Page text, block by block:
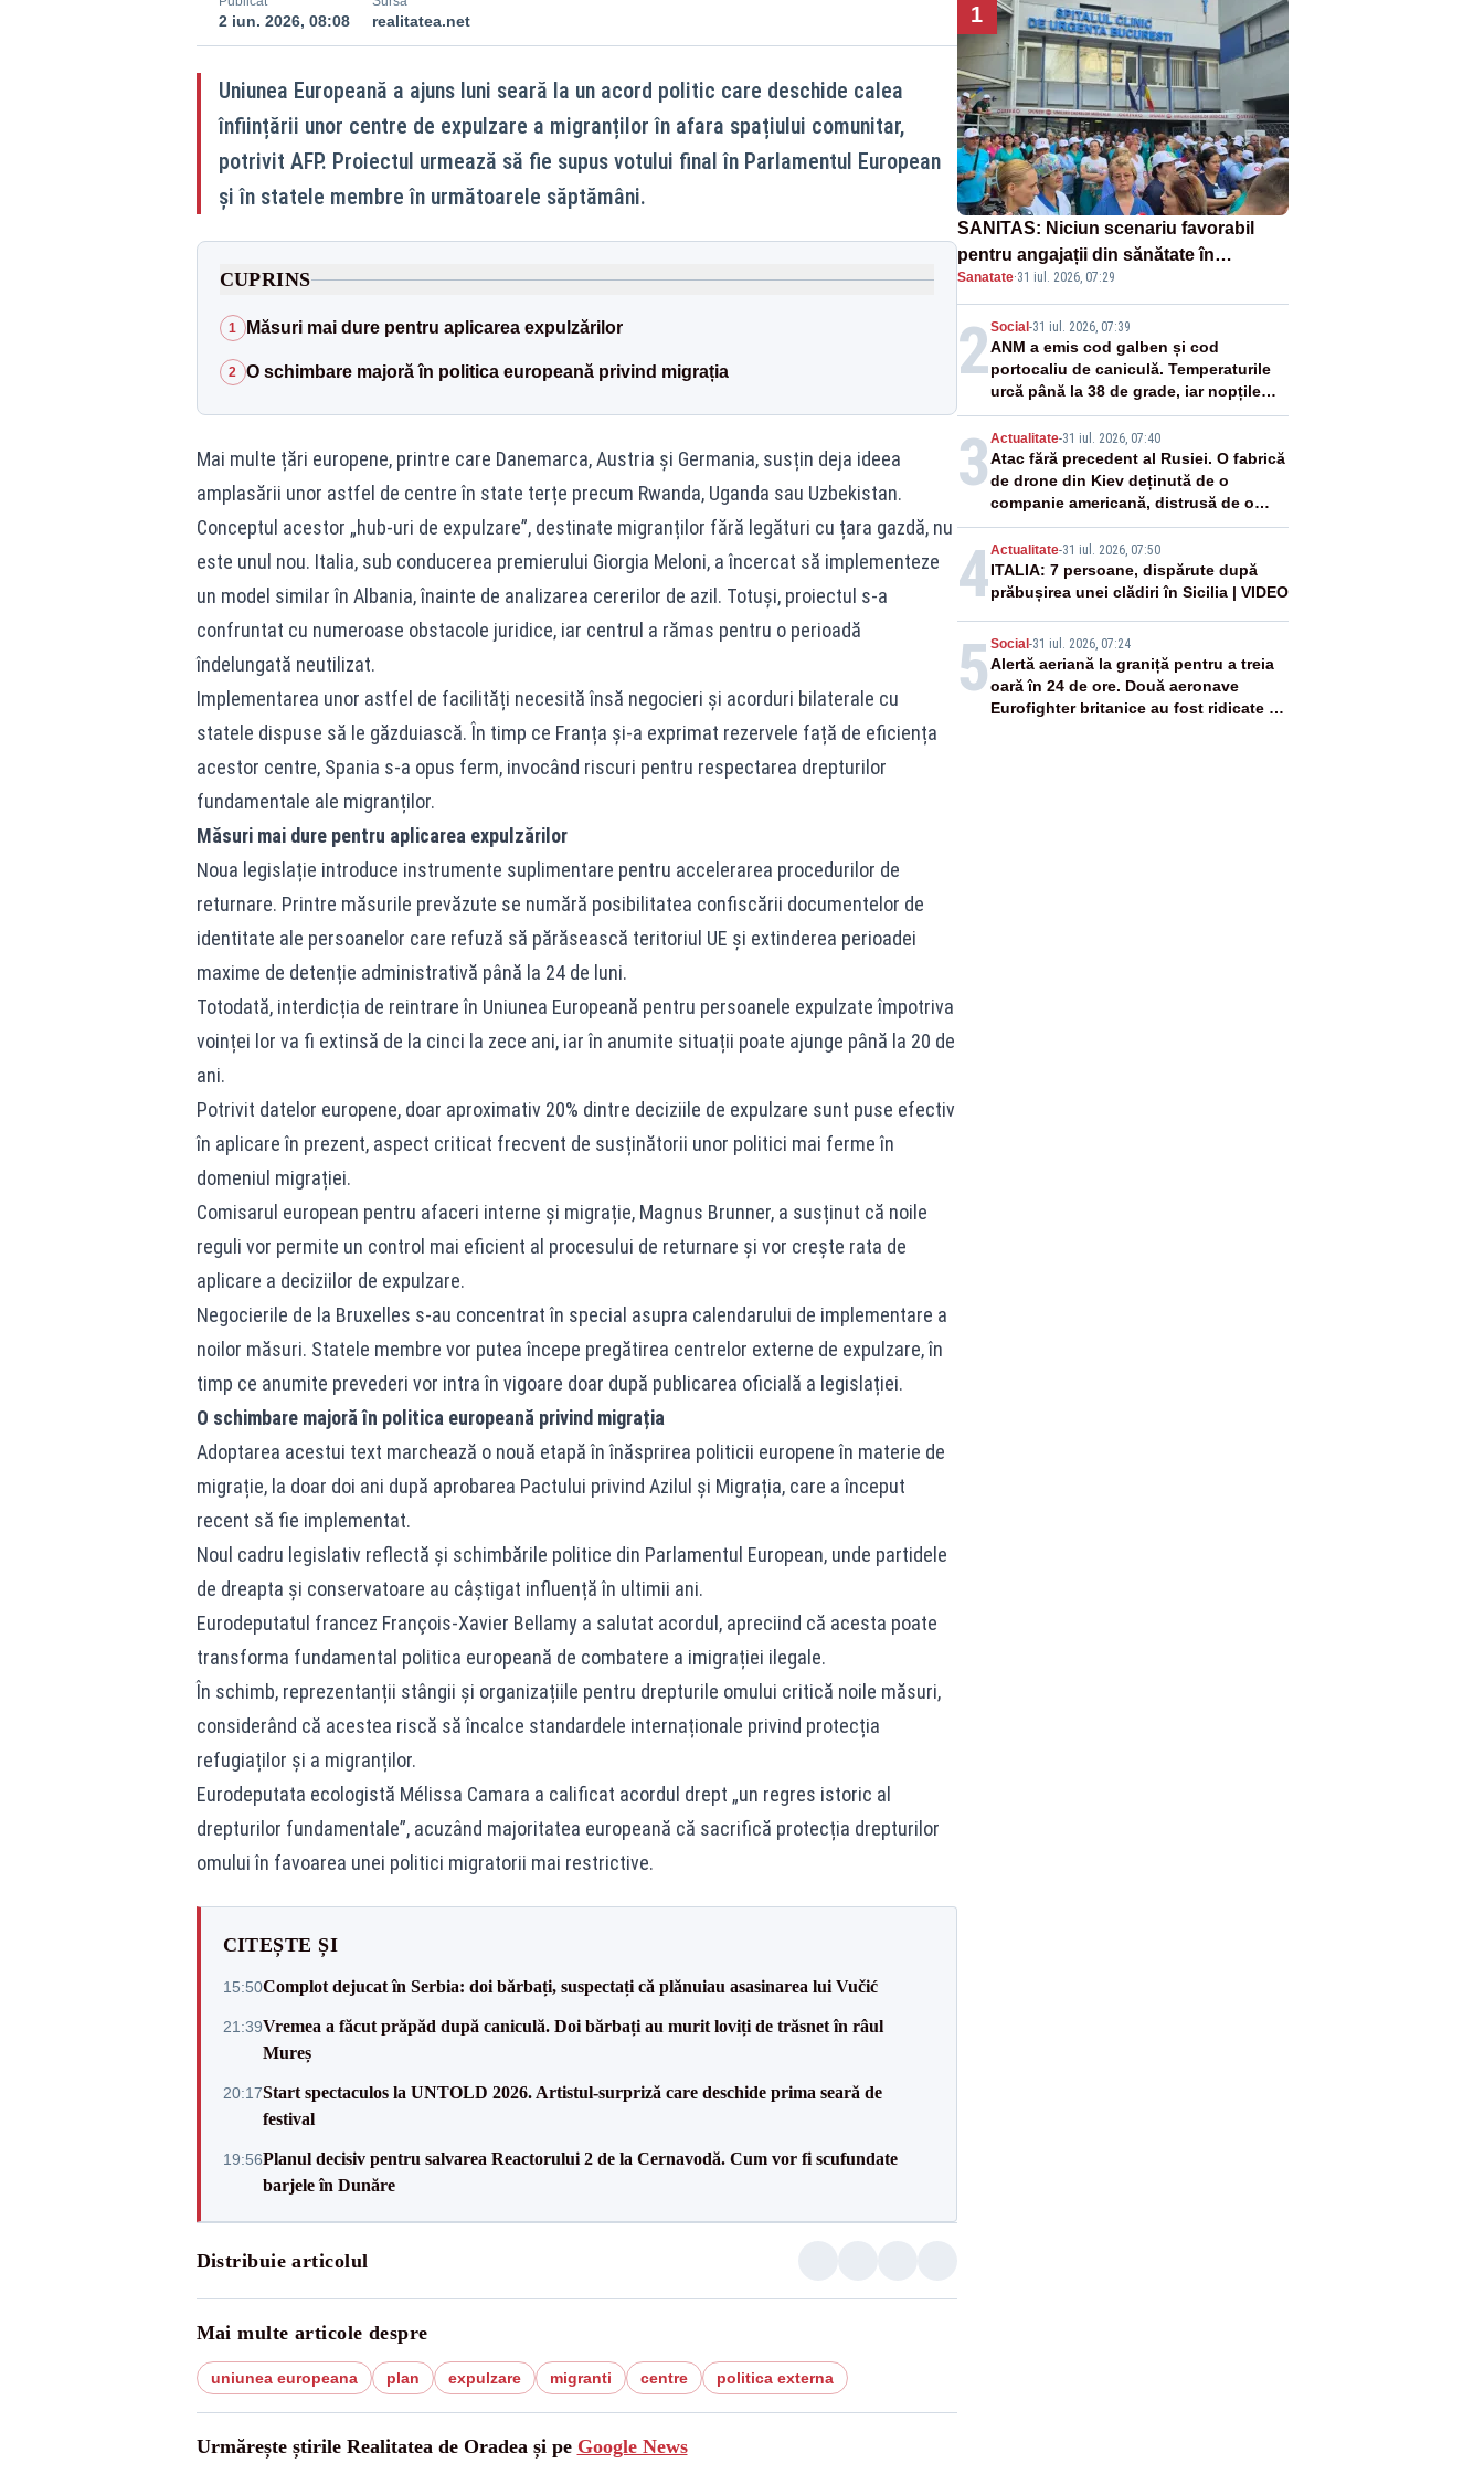
2 iun. 2026, 08:08 realitatea.net
Uniunea Europeană a ajuns luni seară la un acord politic care deschide calea
înființării unor centre de expulzare a migranților în afara spațiului comunitar,
potrivit AFP. Proiectul urmează să fie supus votului final în Parlamentul European
și în statele membre în următoarele săptămâni.
CUPRINS
1 Măsuri mai dure pentru aplicarea expulzărilor
2 O schimbare majoră în politica europeană privind migrația
Mai multe țări europene, printre care Danemarca, Austria și Germania, susțin deja ideea
amplasării unor astfel de centre în state terțe precum Rwanda, Uganda sau Uzbekistan.
Conceptul acestor „hub-uri de expulzare”, destinate migranților fără legături cu țara gazdă, nu
este unul nou. Italia, sub conducerea premierului Giorgia Meloni, a încercat să implementeze
un model similar în Albania, înainte de analizarea cererilor de azil. Totuși, proiectul s-a
confruntat cu numeroase obstacole juridice, iar centrul a rămas pentru o perioadă
îndelungată neutilizat.
Implementarea unor astfel de facilități necesită însă negocieri și acorduri bilaterale cu
statele dispuse să le găzduiască. În timp ce Franța și-a exprimat rezervele față de eficiența
acestor centre, Spania s-a opus ferm, invocând riscuri pentru respectarea drepturilor
fundamentale ale migranților.
Măsuri mai dure pentru aplicarea expulzărilor
Noua legislație introduce instrumente suplimentare pentru accelerarea procedurilor de
returnare. Printre măsurile prevăzute se numără posibilitatea confiscării documentelor de
identitate ale persoanelor care refuză să părăsească teritoriul UE și extinderea perioadei
maxime de detenție administrativă până la 24 de luni.
Totodată, interdicția de reintrare în Uniunea Europeană pentru persoanele expulzate împotriva
voinței lor va fi extinsă de la cinci la zece ani, iar în anumite situații poate ajunge până la 20 de
ani.
Potrivit datelor europene, doar aproximativ 20% dintre deciziile de expulzare sunt puse efectiv
în aplicare în prezent, aspect criticat frecvent de susținătorii unor politici mai ferme în
domeniul migrației.
Comisarul european pentru afaceri interne și migrație, Magnus Brunner, a susținut că noile
reguli vor permite un control mai eficient al procesului de returnare și vor crește rata de
aplicare a deciziilor de expulzare.
Negocierile de la Bruxelles s-au concentrat în special asupra calendarului de implementare a
noilor măsuri. Statele membre vor putea începe pregătirea centrelor externe de expulzare, în
timp ce anumite prevederi vor intra în vigoare doar după publicarea oficială a legislației.
O schimbare majoră în politica europeană privind migrația
Adoptarea acestui text marchează o nouă etapă în înăsprirea politicii europene în materie de
migrație, la doar doi ani după aprobarea Pactului privind Azilul și Migrația, care a început
recent să fie implementat.
Noul cadru legislativ reflectă și schimbările politice din Parlamentul European, unde partidele
de dreapta și conservatoare au câștigat influență în ultimii ani.
Eurodeputatul francez François-Xavier Bellamy a salutat acordul, apreciind că acesta poate
transforma fundamental politica europeană de combatere a imigrației ilegale.
În schimb, reprezentanții stângii și organizațiile pentru drepturile omului critică noile măsuri,
considerând că acestea riscă să încalce standardele internaționale privind protecția
refugiaților și a migranților.
Eurodeputata ecologistă Mélissa Camara a calificat acordul drept „un regres istoric al
drepturilor fundamentale”, acuzând majoritatea europeană că sacrifică protecția drepturilor
omului în favoarea unei politici migratorii mai restrictive.
CITEȘTE ȘI
15:50Complot dejucat în Serbia: doi bărbați, suspectați că plănuiau asasinarea lui Vučić
21:39Vremea a făcut prăpăd după caniculă. Doi bărbați au murit loviți de trăsnet în râul
Mureș
20:17Start spectaculos la UNTOLD 2026. Artistul-surpriză care deschide prima seară de
festival
19:56Planul decisiv pentru salvarea Reactorului 2 de la Cernavodă. Cum vor fi scufundate
barjele în Dunăre
Distribuie articolul
Mai multe articole despre
uniunea europeana plan expulzare migranti centre politica externa
Urmărește știrile Realitatea de Oradea și pe Google News
1
SANITAS: Niciun scenariu favorabil
pentru angajații din sănătate în
proiectul Legii salarizării
Sanatate·31 iul. 2026, 07:29
2Social -31 iul. 2026, 07:39
ANM a emis cod galben și cod
portocaliu de caniculă. Temperaturile
urcă până la 38 de grade, iar nopțile
devin tropicale
3 Actualitate-31 iul. 2026, 07:40
Atac fără precedent al Rusiei. O fabrică
de drone din Kiev deținută de o
companie americană, distrusă de o
rachetă rusească
4Actualitate-31 iul. 2026, 07:50
ITALIA: 7 persoane, dispărute după
prăbușirea unei clădiri în Sicilia | VIDEO
5 Social -31 iul. 2026, 07:24
Alertă aeriană la graniță pentru a treia
oară în 24 de ore. Două aeronave
Eurofighter britanice au fost ridicate de